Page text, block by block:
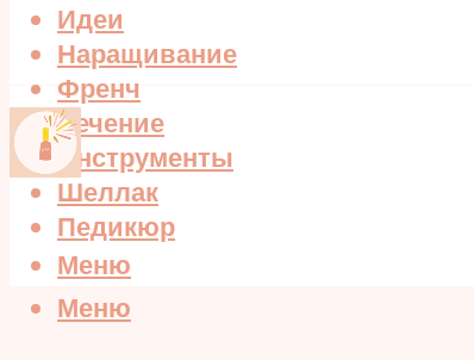
Идеи
Наращивание
Френч
Лечение
Инструменты
Шеллак
Педикюр
Меню
Меню